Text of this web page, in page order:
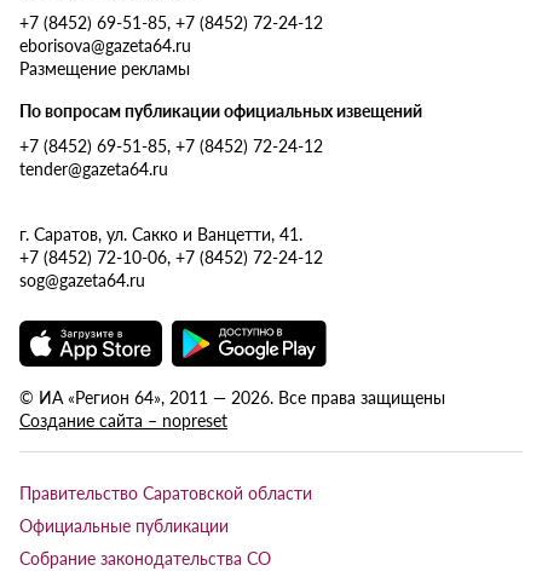
+7 (8452) 69-51-85, +7 (8452) 72-24-12
eborisova@gazeta64.ru
Размещение рекламы
По вопросам публикации официальных извещений
+7 (8452) 69-51-85, +7 (8452) 72-24-12
tender@gazeta64.ru
г. Саратов, ул. Сакко и Ванцетти, 41.
+7 (8452) 72-10-06, +7 (8452) 72-24-12
sog@gazeta64.ru
© ИА «Регион 64», 2011 — 2026. Все права защищены
Создание сайта – nopreset
Правительство Саратовской области
Официальные публикации
Собрание законодательства СО